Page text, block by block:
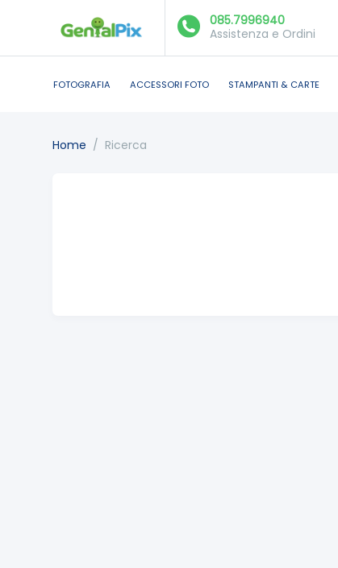
085.7996940
Assistenza e Ordini
FOTOGRAFIA ACCESSORI FOTO STAMPANTI & CARTE
Home / Ricerca